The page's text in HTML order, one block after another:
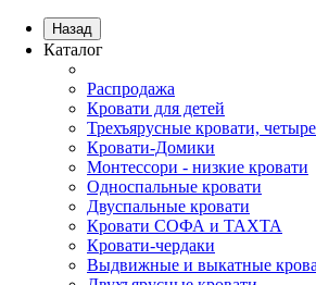
Назад
Каталог
Распродажа
Кровати для детей
Трехъярусные кровати,
Кровати-Домики
Монтессори - низкие кровати
Односпальные кровати
Двуспальные кровати
Кровати СОФА и ТАХТА
Кровати-чердаки
Выдвижные и выкатные